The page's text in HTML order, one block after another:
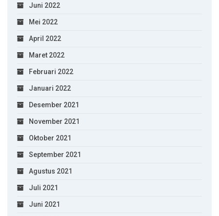
Juni 2022
Mei 2022
April 2022
Maret 2022
Februari 2022
Januari 2022
Desember 2021
November 2021
Oktober 2021
September 2021
Agustus 2021
Juli 2021
Juni 2021